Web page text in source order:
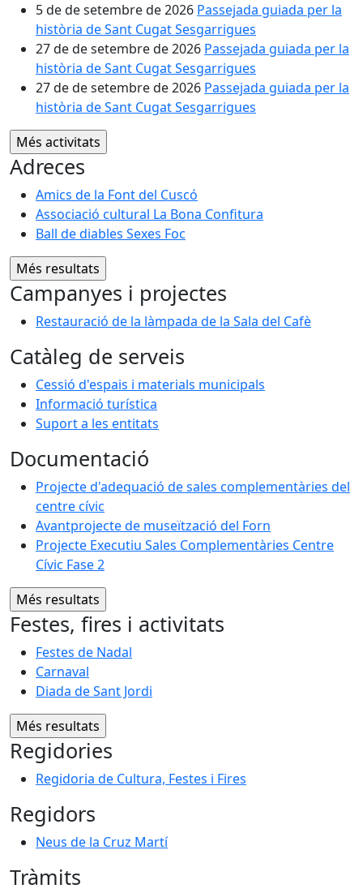
5 de de setembre de 2026 Passejada guiada per la
història de Sant Cugat Sesgarrigues
27 de de setembre de 2026 Passejada guiada per la
història de Sant Cugat Sesgarrigues
27 de de setembre de 2026 Passejada guiada per la
història de Sant Cugat Sesgarrigues
Adreces
Amics de la Font del Cuscó
Associació cultural La Bona Confitura
Ball de diables Sexes Foc
Campanyes i projectes
Restauració de la làmpada de la Sala del Cafè
Catàleg de serveis
Cessió d'espais i materials municipals
Informació turística
Suport a les entitats
Documentació
Projecte d'adequació de sales complementàries del
centre cívic
Avantprojecte de museïtzació del Forn
Projecte Executiu Sales Complementàries Centre
Cívic Fase 2
Festes, fires i activitats
Festes de Nadal
Carnaval
Diada de Sant Jordi
Regidories
Regidoria de Cultura, Festes i Fires
Regidors
Neus de la Cruz Martí
Tràmits